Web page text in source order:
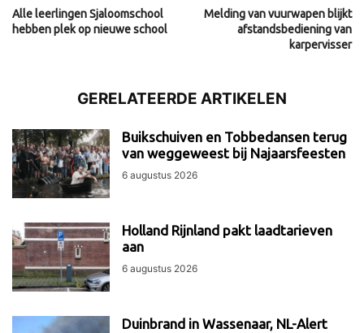
Alle leerlingen Sjaloomschool
hebben plek op nieuwe school
Melding van vuurwapen blijkt
afstandsbediening van
karpervisser
GERELATEERDE ARTIKELEN
Buikschuiven en Tobbedansen terug
van weggeweest bij Najaarsfeesten
6 augustus 2026
Holland Rijnland pakt laadtarieven
aan
6 augustus 2026
Duinbrand in Wassenaar, NL-Alert